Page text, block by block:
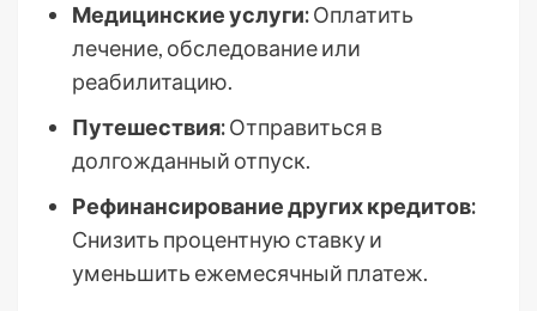
Медицинские услуги:Оплатить
лечение, обследование или
реабилитацию.
Путешествия:Отправиться в
долгожданный отпуск.
Рефинансирование других кредитов:
Снизить процентную ставку и
уменьшить ежемесячный платеж.